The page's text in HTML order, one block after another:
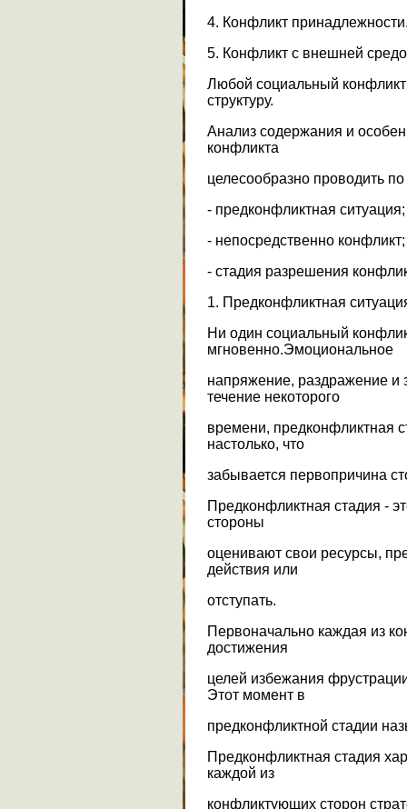
4. Конфликт
5. Конфликт с внешней
Любой социальный
структуру.
Анализ содержания и
конфликта
целесообразно проводить
- предконфликтная ситуация;
- непосредственно конфликт;
- стадия разрешения
1. Предконфликтная
Ни один социальный
мгновенно.Эмоциональное
напряжение, раздражение и
течение некоторого
времени, предконфликтная
настолько, что
забывается первопричина
Предконфликтная стадия -
стороны
оценивают свои ресурсы,
действия или
отступать.
Первоначально каждая из
достижения
целей избежания
Этот момент в
предконфликтной стадии
Предконфликтная стадия
каждой из
конфликтующих сторон